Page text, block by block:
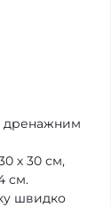
дренажним
х 30 см,
см.
швидко